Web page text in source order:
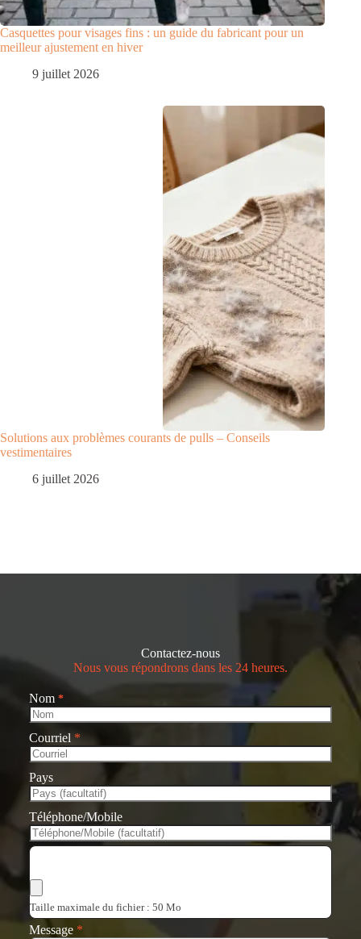
Casquettes pour visages fins : un guide du fabricant pour un
meilleur ajustement en hiver
9 juillet 2026
Solutions aux problèmes courants de pulls – Conseils
vestimentaires
6 juillet 2026
Contactez-nous
Nous vous répondrons dans les 24 heures.
Nom *
Courriel *
Pays
Téléphone/Mobile
Taille maximale du fichier : 50 Mo
Message *